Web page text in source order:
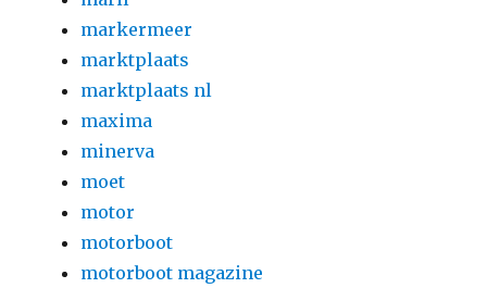
markermeer
marktplaats
marktplaats nl
maxima
minerva
moet
motor
motorboot
motorboot magazine